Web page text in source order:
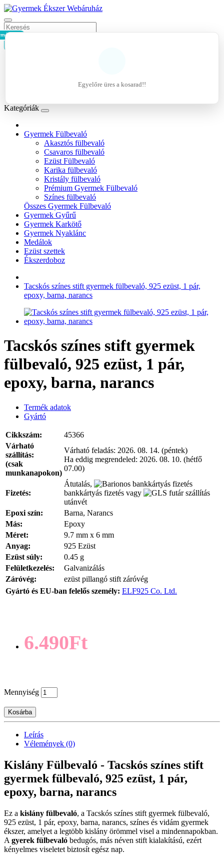
- 0Ft
Egyelőre üres a kosarad!!
Kategóriák
Gyermek Fülbevaló
Akasztós fülbevaló
Csavaros fülbevaló
Ezüst Fülbevaló
Karika fülbevaló
Kristály fülbevaló
Prémium Gyermek Fülbevaló
Színes fülbevaló
Összes Gyermek Fülbevaló
Gyermek Gyűrű
Gyermek Karkötő
Gyermek Nyaklánc
Medálok
Ezüst szettek
Ékszerdoboz
Tacskós színes stift gyermek fülbevaló, 925 ezüst, 1 pár,
epoxy, barna, narancs
Tacskós színes stift gyermek
fülbevaló, 925 ezüst, 1 pár,
epoxy, barna, narancs
Termék adatok
Gyártó
Cikkszám:
45366
Várható
szállítás:
(csak
munkanapokon)
Várható feladás: 2026. 08. 14. (péntek)
Ha eddig megrendeled: 2026. 08. 10. (hétfő
07.00)
Fizetés:
Átutalás,
bankkártyás fizetés vagy
utánvét
Epoxi szín:
Barna, Narancs
Más:
Epoxy
Méret:
9.7 mm x 6 mm
Anyag:
925 Ezüst
Ezüst súly:
0.45 g
Felületkezelés:
Galvanizálás
Záróvég:
ezüst pillangó stift záróvég
Gyártó és EU-ban felelős személy: ELF925 Co. Ltd.
6.490Ft
Mennyiség
Kosárba
Leírás
Vélemények (0)
Kislány Fülbevaló - Tacskós színes stift
gyermek fülbevaló, 925 ezüst, 1 pár,
epoxy, barna, narancs
Ez a kislány fülbevaló, a Tacskós színes stift gyermek fülbevaló,
925 ezüst, 1 pár, epoxy, barna, narancs, színes és vidám gyermek
ékszer, amelyet a legtöbb kislány örömmel visel a mindennapokban.
A gyerek fülbevaló bedugós, más néven stift kialakítású, ezért
kényelmes viseletet biztosít egész nap.